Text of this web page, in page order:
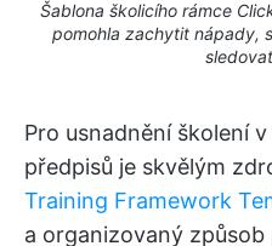
Šablona školicího rámce
pomohla zachytit nápady,
Pro usnadnění školení
předpisů je skvělým
Training Framework
a organizovaný způsob